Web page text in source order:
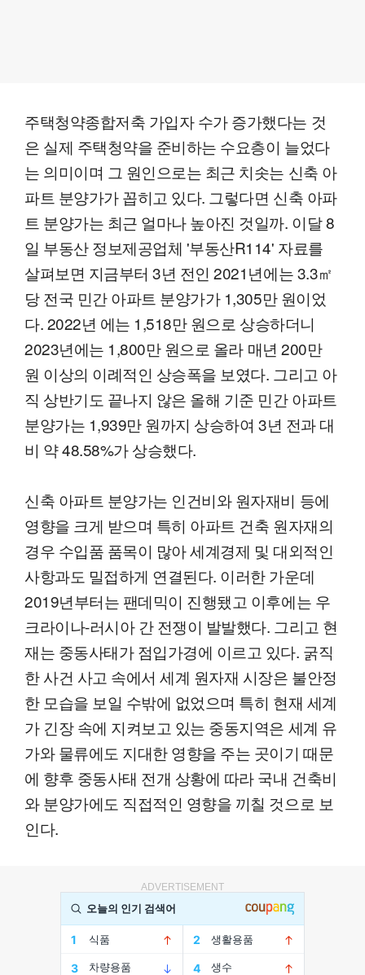
주택청약종합저축 가입자 수가 증가했다는 것
은 실제 주택청약을 준비하는 수요층이 늘었다
는 의미이며 그 원인으로는 최근 치솟는 신축 아
파트 분양가가 꼽히고 있다. 그렇다면 신축 아파
트 분양가는 최근 얼마나 높아진 것일까. 이달 8
일 부동산 정보제공업체 '부동산R114' 자료를
살펴보면 지금부터 3년 전인 2021년에는 3.3㎡
당 전국 민간 아파트 분양가가 1,305만 원이었
다. 2022년 에는 1,518만 원으로 상승하더니
2023년에는 1,800만 원으로 올라 매년 200만
원 이상의 이례적인 상승폭을 보였다. 그리고 아
직 상반기도 끝나지 않은 올해 기준 민간 아파트
분양가는 1,939만 원까지 상승하여 3년 전과 대
비 약 48.58%가 상승했다.
신축 아파트 분양가는 인건비와 원자재비 등에
영향을 크게 받으며 특히 아파트 건축 원자재의
경우 수입품 품목이 많아 세계경제 및 대외적인
사항과도 밀접하게 연결된다. 이러한 가운데
2019년부터는 팬데믹이 진행됐고 이후에는 우
크라이나-러시아 간 전쟁이 발발했다. 그리고 현
재는 중동사태가 점입가경에 이르고 있다. 굵직
한 사건 사고 속에서 세계 원자재 시장은 불안정
한 모습을 보일 수밖에 없었으며 특히 현재 세계
가 긴장 속에 지켜보고 있는 중동지역은 세계 유
가와 물류에도 지대한 영향을 주는 곳이기 때문
에 향후 중동사태 전개 상황에 따라 국내 건축비
와 분양가에도 직접적인 영향을 끼칠 것으로 보
인다.
ADVERTISEMENT